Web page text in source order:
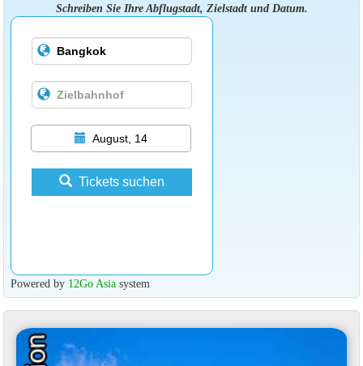
Schreiben Sie Ihre Abflugstadt, Zielstadt und Datum.
August, 14
Tickets suchen
Powered by 12Go Asiasystem